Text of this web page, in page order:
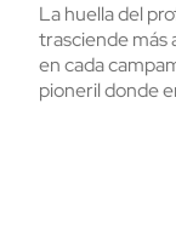
La huella del
trasciende más
en cada
pioneril donde